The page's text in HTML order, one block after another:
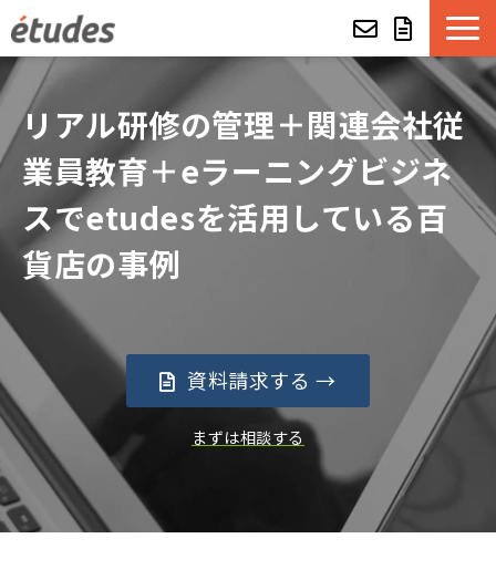
etudesとは
LMSの機能・特長
導入事例
eラーニング教材一覧
etudes Basket
alue e-craft
etudes Classroom
お役立ち資料一覧
リアル研修の管理＋関連会社従
業員教育＋eラーニングビジネ
スでetudesを活用している百
貨店の事例
資料請求する →
まずは相談する